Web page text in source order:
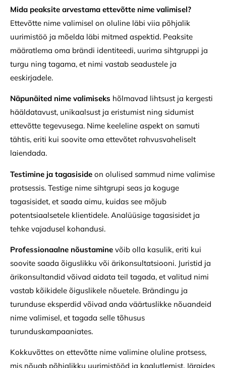
Mida peaksite arvestama ettevõtte nime valimisel?
Ettevõtte nime valimisel on oluline läbi viia põhjalik
uurimistöö ja mõelda läbi mitmed aspektid. Peaksite
määratlema oma brändi identiteedi, uurima sihtgruppi ja
turgu ning tagama, et nimi vastab seadustele ja
eeskirjadele.
Näpunäited nime valimiseks hõlmavad lihtsust ja kergesti
hääldatavust, unikaalsust ja eristumist ning sidumist
ettevõtte tegevusega. Nime keeleline aspekt on samuti
tähtis, eriti kui soovite oma ettevõtet rahvusvaheliselt
laiendada.
Testimine ja tagasiside on olulised sammud nime valimise
protsessis. Testige nime sihtgrupi seas ja koguge
tagasisidet, et saada aimu, kuidas see mõjub
potentsiaalsetele klientidele. Analüüsige tagasisidet ja
tehke vajadusel kohandusi.
Professionaalne nõustamine võib olla kasulik, eriti kui
soovite saada õiguslikku või ärikonsultatsiooni. Juristid ja
ärikonsultandid võivad aidata teil tagada, et valitud nimi
vastab kõikidele õiguslikele nõuetele. Brändingu ja
turunduse eksperdid võivad anda väärtuslikke nõuandeid
nime valimisel, et tagada selle tõhusus
turunduskampaaniates.
Kokkuvõttes on ettevõtte nime valimine oluline protsess,
mis nõuab põhjalikku uurimistööd ja kaalutlemist. Järgides